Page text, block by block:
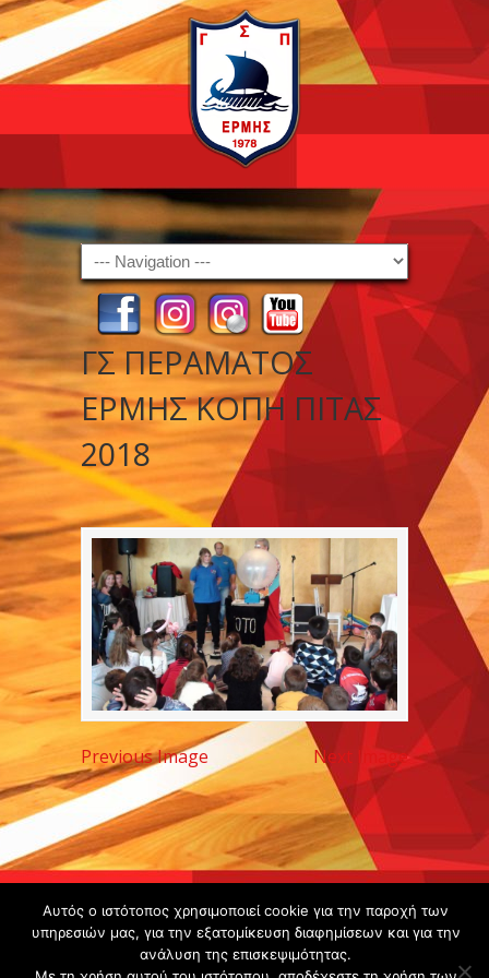
Navigation
ΓΣ ΠΕΡΑΜΑΤΟΣ
ΕΡΜΗΣ ΚΟΠΗ ΠΙΤΑΣ
2018
Previous Image Next Image
Copyright ©
2020 -
Gsperamatosermis.gr
Αυτός ο ιστότοπος χρησιμοποιεί cookie για την παροχή των
υπηρεσιών μας, για την εξατομίκευση διαφημίσεων και για την
ανάλυση της επισκεψιμότητας.